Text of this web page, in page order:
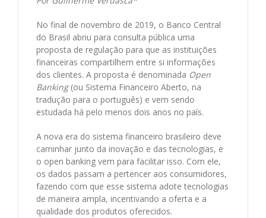
No final de novembro de 2019, o Banco Central
do Brasil abriu para consulta pública uma
proposta de regulação para que as instituições
financeiras compartilhem entre si informações
dos clientes. A proposta é denominada Open
Banking(ou Sistema Financeiro Aberto, na
tradução para o português) e vem sendo
estudada há pelo menos dois anos no país.
A nova era do sistema financeiro brasileiro deve
caminhar junto da inovação e das tecnologias, e
o open banking vem para facilitar isso. Com ele,
os dados passam a pertencer aos consumidores,
fazendo com que esse sistema adote tecnologias
de maneira ampla, incentivando a oferta e a
qualidade dos produtos oferecidos.